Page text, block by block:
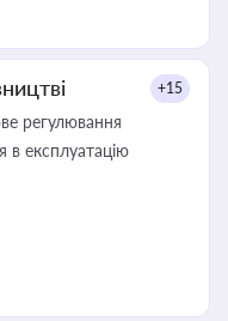
+15
регулювання
в експлуатацію